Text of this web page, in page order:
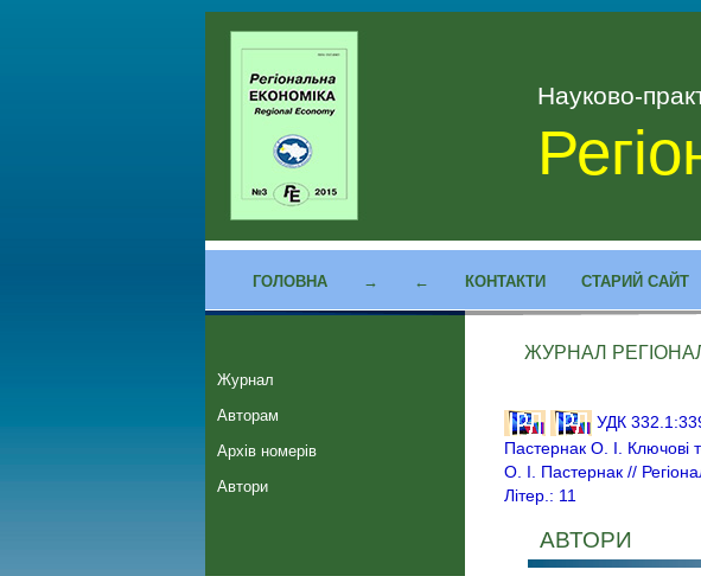
Науково-
ГОЛОВНА → ← КОНТАКТИ СТАРИЙ САЙТ
Журнал
Авторам
Архів номерів
Автори
ЖУРНАЛ
УДК
Пастернак О. І. Ключові
О. І. Пастернак //
Літер.: 11
АВТОРИ